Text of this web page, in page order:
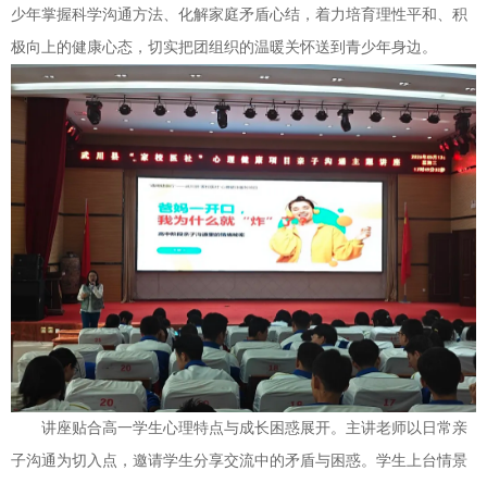
少年掌握科学沟通方法、化解家庭矛盾心结，着力培育理性平和、积
极向上的健康心态，切实把团组织的温暖关怀送到青少年身边。
讲座贴合高一学生心理特点与成长困惑展开。主讲老师以日常亲
子沟通为切入点，邀请学生分享交流中的矛盾与困惑。学生上台情景